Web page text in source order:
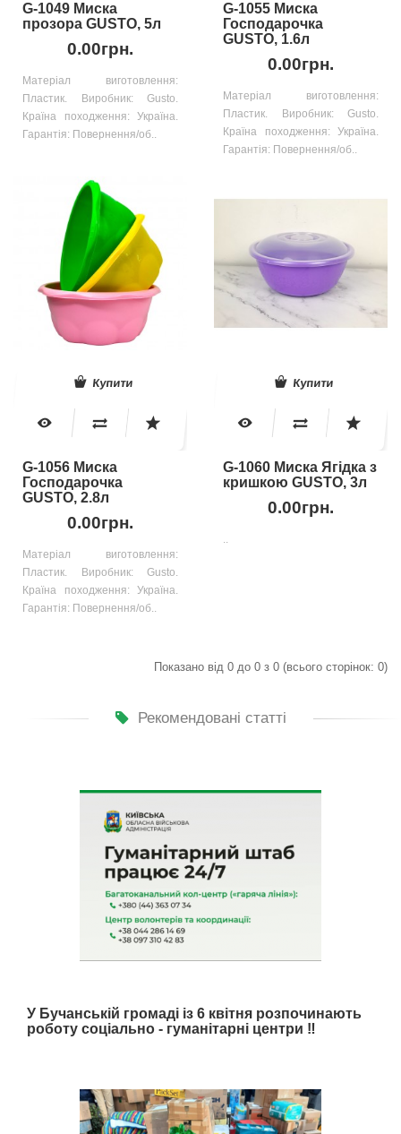
G-1049 Миска
прозора GUSTO, 5л
0.00грн.
Матеріал виготовлення:
Пластик. Виробник: Gusto.
Країна походження: Україна.
Гарантія: Повернення/об..
G-1055 Миска
Господарочка
GUSTO, 1.6л
0.00грн.
Матеріал виготовлення:
Пластик. Виробник: Gusto.
Країна походження: Україна.
Гарантія: Повернення/об..
Купити
G-1056 Миска
Господарочка
GUSTO, 2.8л
0.00грн.
Матеріал виготовлення:
Пластик. Виробник: Gusto.
Країна походження: Україна.
Гарантія: Повернення/об..
Купити
G-1060 Миска Ягідка з
кришкою GUSTO, 3л
0.00грн.
..
Показано від 0 до 0 з 0 (всього сторінок: 0)
Рекомендовані статті
У Бучанській громаді із 6 квітня розпочинають
роботу соціально - гуманітарні центри ‼️